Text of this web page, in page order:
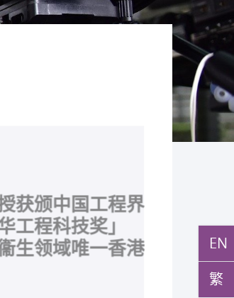
EN
繁
连续13年全
名文凭试满
六成 中大医
凭试考生占
医疗科技
经济分析及
」系统助测
性转介个案
轮候诊症时
颁中国工程界
程科技奖」
领域唯一香港
文大学凤凰奖
状元 鼓励学
眼世界 装备
Plus方案
中复杂基因异
工受孕流产
疗新靶点 小
七成视力 有
护疗法
免疫治疗耐药
细胞具「除
癌细胞耐药性
家共同牵头跨
期ALK阳性
化 因特定基
癌有望变成
与病共存
颁「清野裕杰
港首名学者
最高荣誉
区域专家 探讨
推动全民健康
首位亚洲研究
权威奖项
讲座奖
室到临床应
证实GLP-1
康复情况